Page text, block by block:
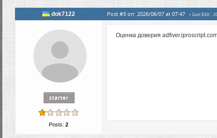
dok7122 Post #3 on: 2026/06/07 at 07:47 « Last Edit :
starter
Posts:2
Оценка доверия